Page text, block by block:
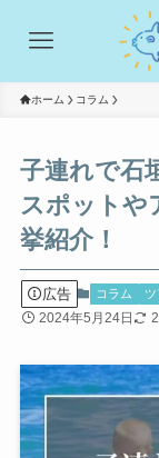
ホーム コラム
子連れで石
スポットや
挙紹介！
広告 コラム
2024年5月24日